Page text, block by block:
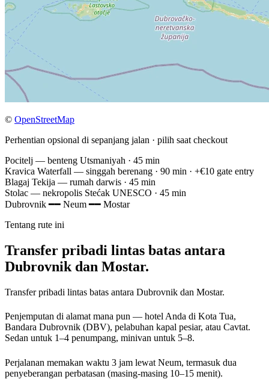
© OpenStreetMap
Perhentian opsional di sepanjang jalan · pilih saat checkout
Pocitelj — benteng Utsmaniyah · 45 min
Kravica Waterfall — singgah berenang · 90 min · +€10 gate entry
Blagaj Tekija — rumah darwis · 45 min
Stolac — nekropolis Stećak UNESCO · 45 min
Dubrovnik━━ Neum━━ Mostar
Tentang rute ini
Transfer pribadi lintas batas antara
Dubrovnik dan Mostar.
Transfer pribadi lintas batas antara Dubrovnik dan Mostar.
Penjemputan di alamat mana pun — hotel Anda di Kota Tua,
Bandara Dubrovnik (DBV), pelabuhan kapal pesiar, atau Cavtat.
Sedan untuk 1–4 penumpang, minivan untuk 5–8.
Perjalanan memakan waktu 3 jam lewat Neum, termasuk dua
penyeberangan perbatasan (masing-masing 10–15 menit).